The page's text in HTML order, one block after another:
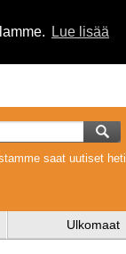
Lue lisää
saat uutiset heti
Ulkomaat